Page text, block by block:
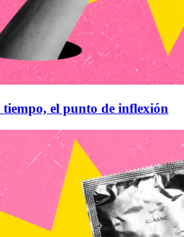
el punto de inflexión